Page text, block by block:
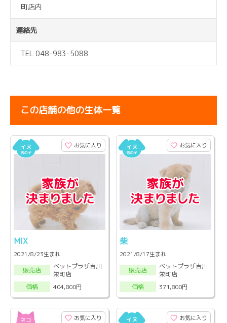
町店内
連絡先
TEL 048-983-5088
この店舗の他の生体一覧
お気に入り
MIX
2021/8/23生まれ
販売店
ペットプラザ吉川
栄町店
価格
404,800円
お気に入り
柴
2021/8/17生まれ
販売店
ペットプラザ吉川
栄町店
価格
371,800円
お気に入り お気に入り